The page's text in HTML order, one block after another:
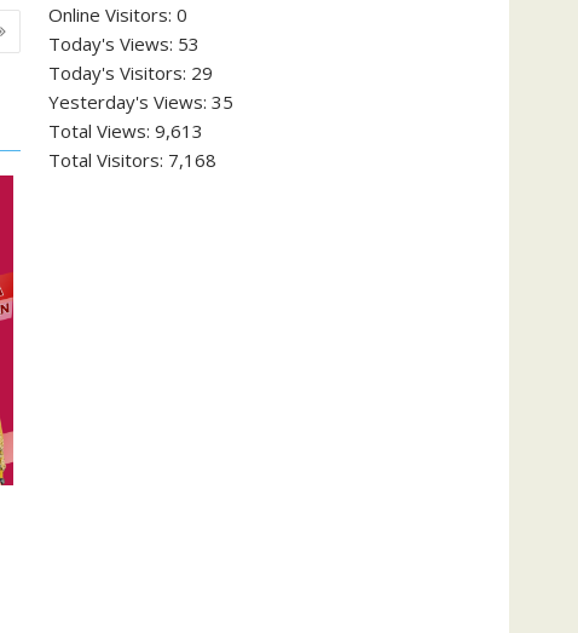
Online Visitors: 0
Today's Views: 53
Today's Visitors: 29
Yesterday's Views: 35
Total Views: 9,613
Total Visitors: 7,168